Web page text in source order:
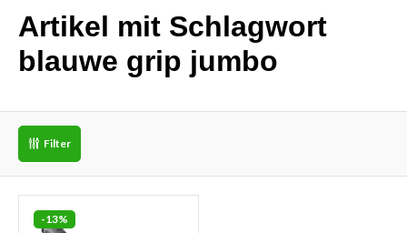
Artikel mit Schlagwort
blauwe grip jumbo
Filter
-13%